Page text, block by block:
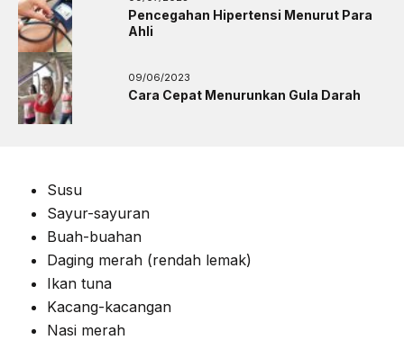
Pencegahan Hipertensi Menurut Para
Ahli
09/06/2023
Cara Cepat Menurunkan Gula Darah
Susu
Sayur-sayuran
Buah-buahan
Daging merah (rendah lemak)
Ikan tuna
Kacang-kacangan
Nasi merah